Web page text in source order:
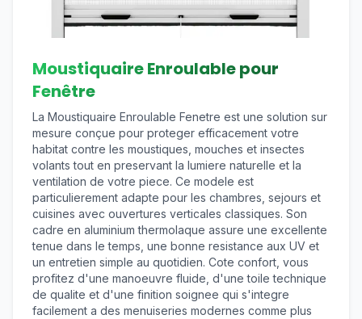
Moustiquaire Enroulable pour
Fenêtre
La Moustiquaire Enroulable Fenetre est une solution sur
mesure conçue pour proteger efficacement votre
habitat contre les moustiques, mouches et insectes
volants tout en preservant la lumiere naturelle et la
ventilation de votre piece. Ce modele est
particulierement adapte pour les chambres, sejours et
cuisines avec ouvertures verticales classiques. Son
cadre en aluminium thermolaque assure une excellente
tenue dans le temps, une bonne resistance aux UV et
un entretien simple au quotidien. Cote confort, vous
profitez d'une manoeuvre fluide, d'une toile technique
de qualite et d'une finition soignee qui s'integre
facilement a des menuiseries modernes comme plus